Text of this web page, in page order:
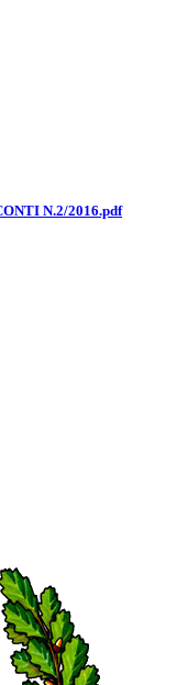
N.2/2016.pdf